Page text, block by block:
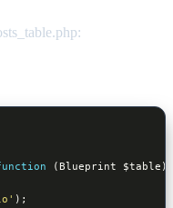
(Blueprint $table )
);